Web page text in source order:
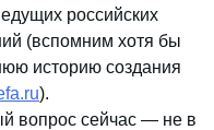
российских
(вспомним хотя бы
историю создания
).
вопрос сейчас — не в